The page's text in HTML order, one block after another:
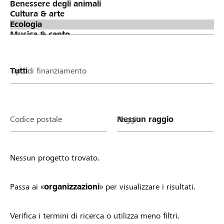
Tipo di finanziamento
Codice postale Raggio
Nessun progetto trovato.
Passa ai «organizzazioni» per visualizzare i risultati.
Verifica i termini di ricerca o utilizza meno filtri.